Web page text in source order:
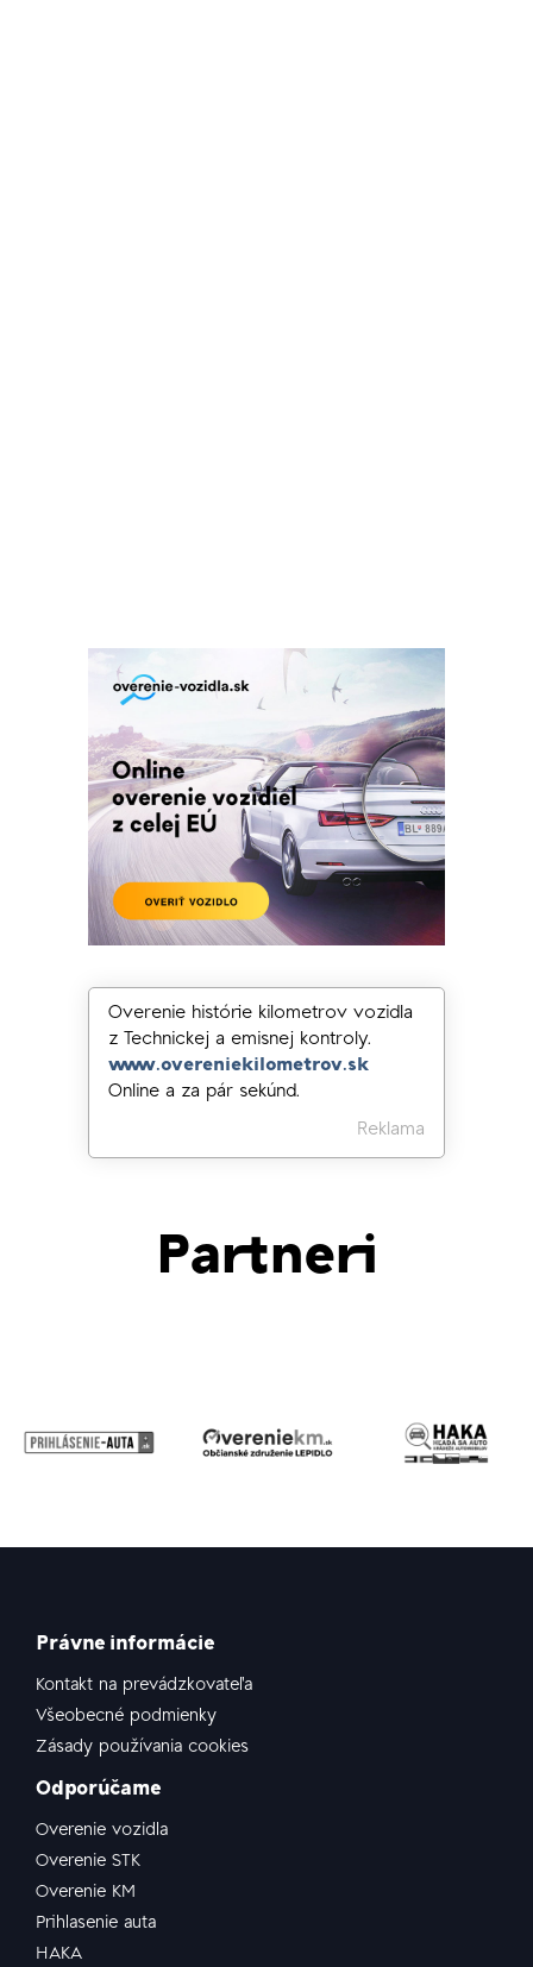
Overenie histórie kilometrov vozidla
z Technickej a emisnej kontroly.
www.overeniekilometrov.sk
Online a za pár sekúnd.
Reklama
Partneri
Právne informácie
Kontakt na prevádzkovateľa
Všeobecné podmienky
Zásady používania cookies
Odporúčame
Overenie vozidla
Overenie STK
Overenie KM
Prihlasenie auta
HAKA